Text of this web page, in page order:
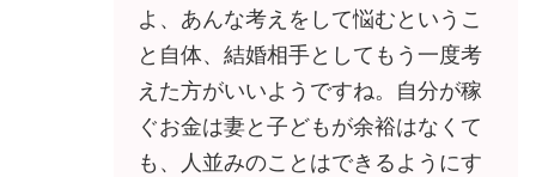
よ、あんな考えをして悩むというこ
と自体、結婚相手としてもう一度考
えた方がいいようですね。自分が稼
ぐお金は妻と子どもが余裕はなくて
も、人並みのことはできるようにす